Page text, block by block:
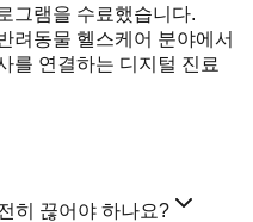
그램을 수료했습니다.
려동물 헬스케어 분야에서
를 연결하는 디지털 진료
히 끊어야 하나요?